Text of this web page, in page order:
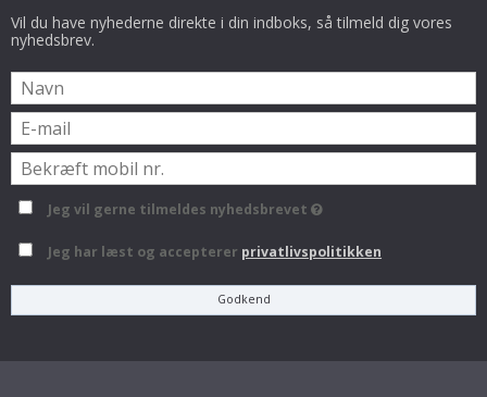
Vil du have nyhederne direkte i din indboks, så tilmeld dig vores
nyhedsbrev.
Jeg vil gerne tilmeldes nyhedsbrevet
Jeg har læst og accepterer privatlivspolitikken
Godkend